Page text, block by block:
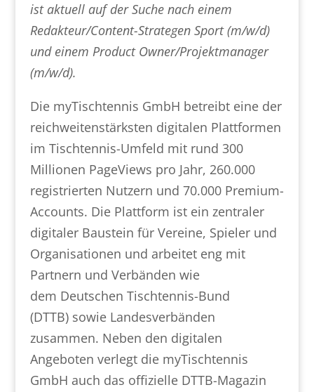
ist aktuell auf der Suche nach einem
Redakteur/Content-Strategen Sport (m/w/d)
und einem Product Owner/Projektmanager
(m/w/d).
Die myTischtennis GmbH betreibt eine der
reichweitenstärksten digitalen Plattformen
im Tischtennis-Umfeld mit rund 300
Millionen PageViews pro Jahr, 260.000
registrierten Nutzern und 70.000 Premium-
Accounts. Die Plattform ist ein zentraler
digitaler Baustein für Vereine, Spieler und
Organisationen und arbeitet eng mit
Partnern und Verbänden wie
dem Deutschen Tischtennis-Bund
(DTTB) sowie Landesverbänden
zusammen. Neben den digitalen
Angeboten verlegt die myTischtennis
GmbH auch das offizielle DTTB-Magazin